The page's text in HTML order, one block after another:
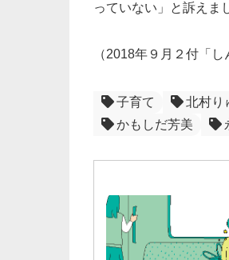
っていない」と訴えま
（2018年９月２付「し
子育て 北村り
かもしだ芳美